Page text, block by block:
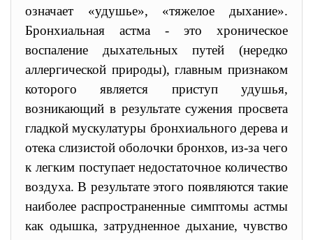
означает «удушье», «тяжелое дыхание».
Бронхиальная астма - это хроническое
воспаление дыхательных путей (нередко
аллергической природы), главным признаком
которого является приступ удушья,
возникающий в результате сужения просвета
гладкой мускулатуры бронхиального дерева и
отека слизистой оболочки бронхов, из-за чего
к легким поступает недостаточное количество
воздуха. В результате этого появляются такие
наиболее распространенные симптомы астмы
как одышка, затрудненное дыхание, чувство